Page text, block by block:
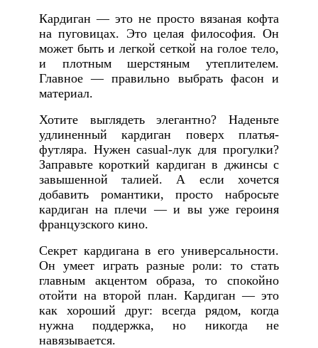
Кардиган — это не просто вязаная кофта
на пуговицах. Это целая философия. Он
может быть и легкой сеткой на голое тело,
и плотным шерстяным утеплителем.
Главное — правильно выбрать фасон и
материал.
Хотите выглядеть элегантно? Наденьте
удлиненный кардиган поверх платья-
футляра. Нужен casual-лук для прогулки?
Заправьте короткий кардиган в джинсы с
завышенной талией. А если хочется
добавить романтики, просто набросьте
кардиган на плечи — и вы уже героиня
французского кино.
Секрет кардигана в его универсальности.
Он умеет играть разные роли: то стать
главным акцентом образа, то спокойно
отойти на второй план. Кардиган — это
как хороший друг: всегда рядом, когда
нужна поддержка, но никогда не
навязывается.